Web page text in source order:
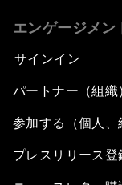
エンゲージメン
サインイン
パートナー（組織
参加する（個人、
プレスリリース登